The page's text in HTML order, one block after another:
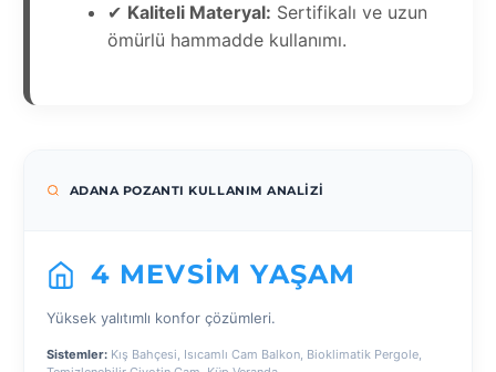
✔ Kaliteli Materyal: Sertifikalı ve uzun
ömürlü hammadde kullanımı.
ADANA POZANTI KULLANIM ANALIZI
4 MEVSIM YAŞAM
Yüksek yalıtımlı konfor çözümleri.
Sistemler: Kış Bahçesi, Isıcamlı Cam Balkon, Bioklimatik Pergole,